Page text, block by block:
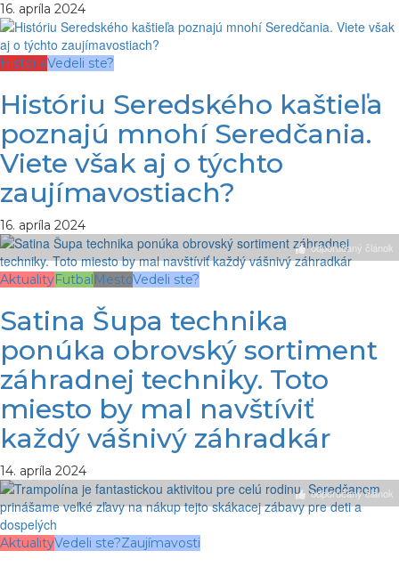
16. apríla 2024
HistóriaVedeli ste?
Históriu Seredského kaštieľa
poznajú mnohí Seredčania.
Viete však aj o týchto
zaujímavostiach?
16. apríla 2024
odporúčaný článok
AktualityFutbal MestoVedeli ste?
Satina Šupa technika
ponúka obrovský sortiment
záhradnej techniky. Toto
miesto by mal navštíviť
každý vášnivý záhradkár
14. apríla 2024
odporúčaný článok
AktualityVedeli ste?Zaujímavosti